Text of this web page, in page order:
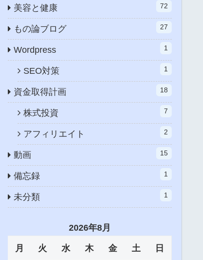
美容と健康 72
もの論ブログ 27
Wordpress 1
SEO対策 1
資金取得計画 18
株式投資 7
アフィリエイト 2
動画 15
備忘録 1
未分類 1
2026年8月
月 火 水 木 金 土 日